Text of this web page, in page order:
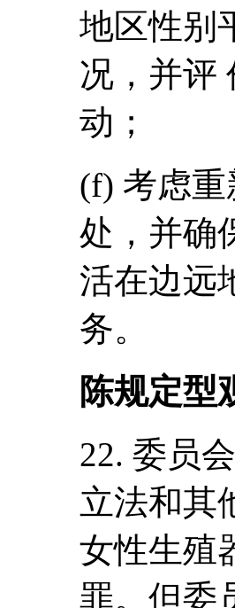
地区性别
况，并评
动；
(f) 考虑
处，并确
活在边远
务。
陈规定型
22. 委员
立法和其
女性生殖
罪。但委